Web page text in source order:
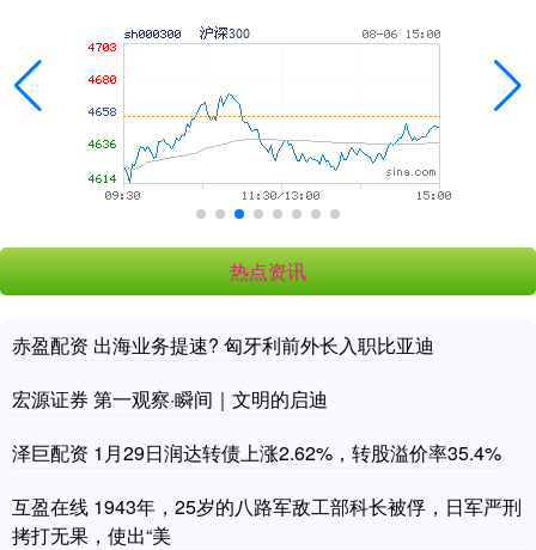
热点资讯
赤盈配资 出海业务提速? 匈牙利前外长入职比亚迪
宏源证券 第一观察·瞬间｜文明的启迪
泽巨配资 1月29日润达转债上涨2.62%，转股溢价率35.4%
互盈在线 1943年，25岁的八路军敌工部科长被俘，日军严刑
拷打无果，使出“美